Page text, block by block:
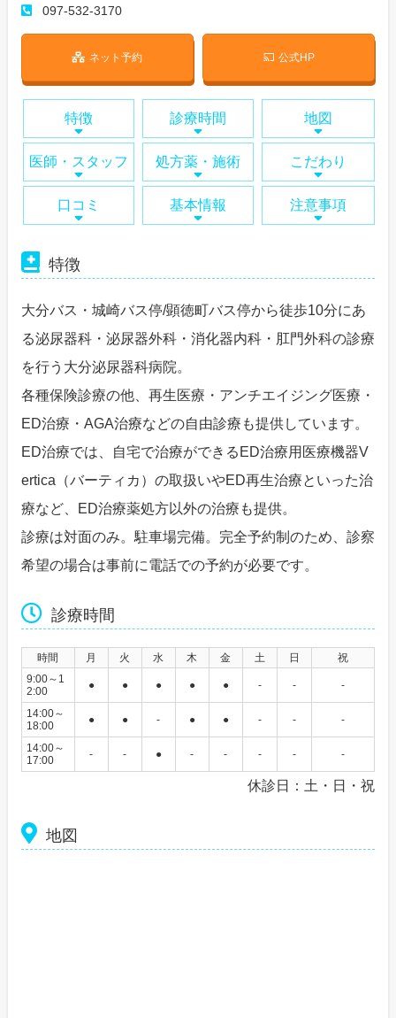
097-532-3170
ネット予約 公式HP
特徴 診療時間 地図
医師・スタッフ 処方薬・施術 こだわり
口コミ 基本情報 注意事項
特徴
大分バス・城崎バス停/顕徳町バス停から徒歩10分にあ
る泌尿器科・泌尿器外科・消化器内科・肛門外科の診療
を行う大分泌尿器科病院。
各種保険診療の他、再生医療・アンチエイジング医療・
ED治療・AGA治療などの自由診療も提供しています。
ED治療では、自宅で治療ができるED治療用医療機器V
ertica（バーティカ）の取扱いやED再生治療といった治
療など、ED治療薬処方以外の治療も提供。
診療は対面のみ。駐車場完備。完全予約制のため、診察
希望の場合は事前に電話での予約が必要です。
診療時間
時間 月 火 水 木 金 土 日
祝
9:00～1
2:00
● ● ● ● ● - - -
14:00～
18:00
● ● - ● ● - - -
14:00～
17:00
- - ● - - - - -
休診日：土・日・祝
地図